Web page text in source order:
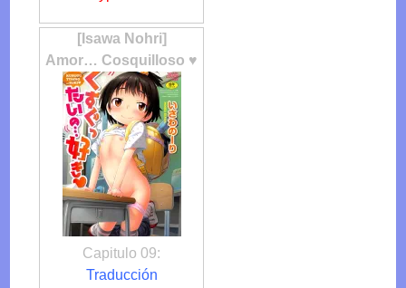
[Isawa Nohri]
Amor… Cosquilloso ♥
Capitulo 09:
Traducción